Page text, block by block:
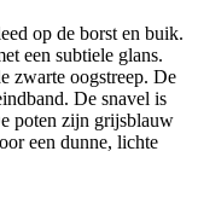
op de borst en buik.
een subtiele glans.
zwarte oogstreep. De
De snavel is
poten zijn grijsblauw
een dunne, lichte